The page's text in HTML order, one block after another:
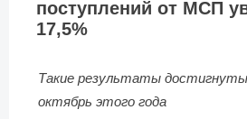
поступлений от МСП
17,5%
Такие результаты достигнуты
октябрь этого года